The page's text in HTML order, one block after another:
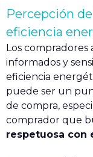
Percepción
eficiencia
Los compradores
informados y
eficiencia
puede ser un
de compra,
comprador que
respetuosa con